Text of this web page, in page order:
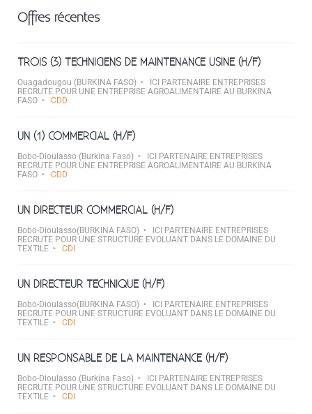
Offres récentes
TROIS (3) TECHNICIENS DE MAINTENANCE USINE (H/F)
Ouagadougou (BURKINA FASO)
ICI PARTENAIRE ENTREPRISES
RECRUTE POUR UNE ENTREPRISE AGROALIMENTAIRE AU BURKINA
FASO
CDD
UN (1) COMMERCIAL (H/F)
Bobo-Dioulasso (Burkina Faso)
ICI PARTENAIRE ENTREPRISES
RECRUTE POUR UNE ENTREPRISE AGROALIMENTAIRE AU BURKINA
FASO
CDD
UN DIRECTEUR COMMERCIAL (H/F)
Bobo-Dioulasso(BURKINA FASO)
ICI PARTENAIRE ENTREPRISES
RECRUTE POUR UNE STRUCTURE EVOLUANT DANS LE DOMAINE DU
TEXTILE
CDI
UN DIRECTEUR TECHNIQUE (H/F)
Bobo-Dioulasso(BURKINA FASO)
ICI PARTENAIRE ENTREPRISES
RECRUTE POUR UNE STRUCTURE EVOLUANT DANS LE DOMAINE DU
TEXTILE
CDI
UN RESPONSABLE DE LA MAINTENANCE (H/F)
Bobo-Dioulasso (Burkina Faso)
ICI PARTENAIRE ENTREPRISES
RECRUTE POUR UNE STRUCTURE EVOLUANT DANS LE DOMAINE DU
TEXTILE
CDI